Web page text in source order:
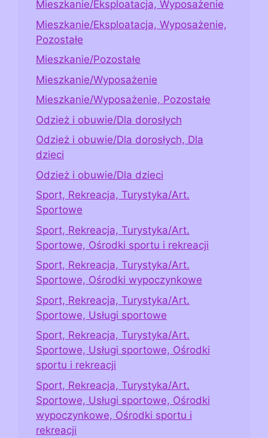
Mieszkanie/Eksploatacja, Wyposażenie
Mieszkanie/Eksploatacja, Wyposażenie,
Pozostałe
Mieszkanie/Pozostałe
Mieszkanie/Wyposażenie
Mieszkanie/Wyposażenie, Pozostałe
Odzież i obuwie/Dla dorosłych
Odzież i obuwie/Dla dorosłych, Dla
dzieci
Odzież i obuwie/Dla dzieci
Sport, Rekreacja, Turystyka/Art.
Sportowe
Sport, Rekreacja, Turystyka/Art.
Sportowe, Ośrodki sportu i rekreacji
Sport, Rekreacja, Turystyka/Art.
Sportowe, Ośrodki wypoczynkowe
Sport, Rekreacja, Turystyka/Art.
Sportowe, Usługi sportowe
Sport, Rekreacja, Turystyka/Art.
Sportowe, Usługi sportowe, Ośrodki
sportu i rekreacji
Sport, Rekreacja, Turystyka/Art.
Sportowe, Usługi sportowe, Ośrodki
wypoczynkowe, Ośrodki sportu i
rekreacji